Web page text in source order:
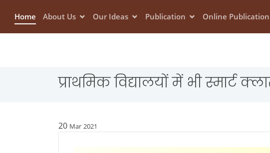
Home About Us Our Ideas Publication Online Publication
प्राथमिक विद्यालयों में भी स्मार्ट
20 Mar 2021